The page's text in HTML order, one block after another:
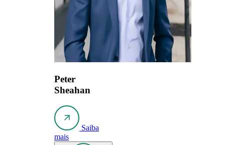
Peter
Sheahan
Saiba
mais